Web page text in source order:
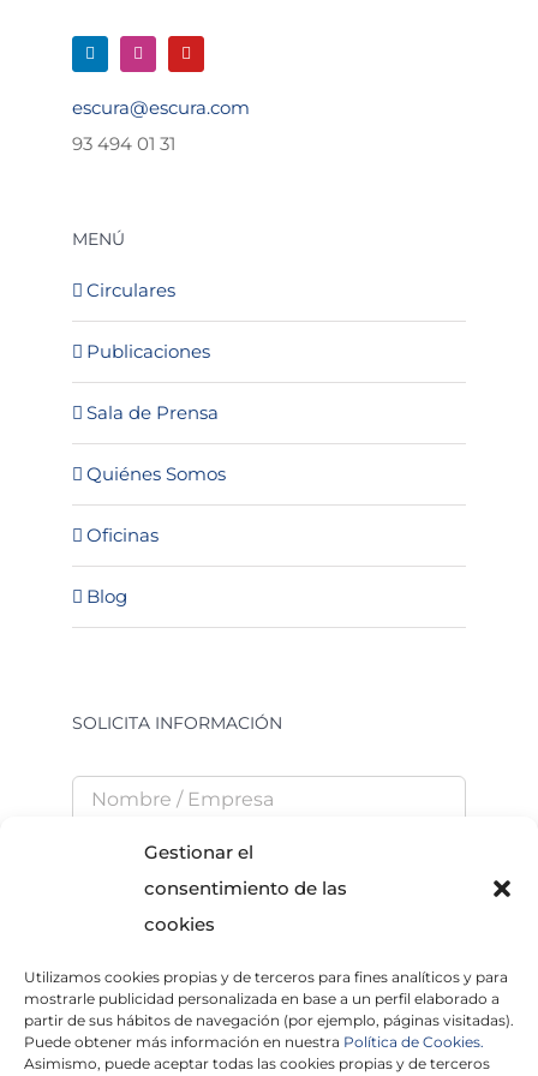
Gestionar el
consentimiento de las
cookies
Utilizamos cookies propias y de terceros para fines analíticos y para
mostrarle publicidad personalizada en base a un perfil elaborado a
partir de sus hábitos de navegación (por ejemplo, páginas visitadas).
Puede obtener más información en nuestra Política de Cookies.
Asimismo, puede aceptar todas las cookies propias y de terceros
escura@escura.com
93 494 01 31
MENÚ
Circulares
Publicaciones
Sala de Prensa
Quiénes Somos
Oficinas
Blog
SOLICITA INFORMACIÓN
He leído y acepto laPolítica de Privacidad